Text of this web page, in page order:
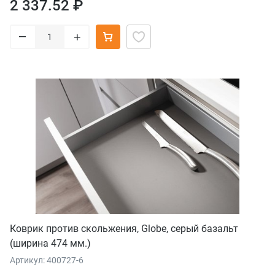
2 337.52 ₽
– +
Коврик против скольжения, Globe, серый базальт
(ширина 474 мм.)
Артикул: 400727-6